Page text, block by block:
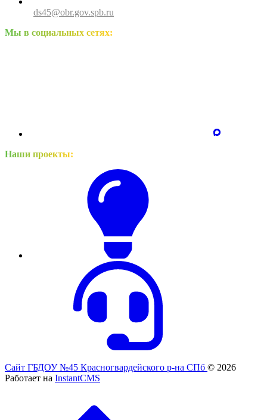
ds45@obr.gov.spb.ru
Мы в социальных сетях:
Наши проекты:
Сайт ГБДОУ №45 Красногвардейского р-на СПб © 2026
Работает на InstantCMS